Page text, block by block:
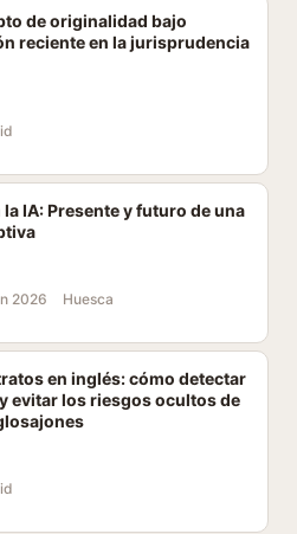
de originalidad bajo
reciente en la jurisprudencia
IA: Presente y futuro de una
2026 Huesca
en inglés: cómo detectar
evitar los riesgos ocultos de